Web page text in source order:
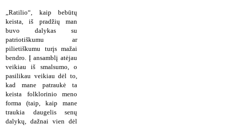
„Ratilio“, kaip bebūtų
keista, iš pradžių man
buvo dalykas su
patriotiškumu ar
pilietiškumu turįs mažai
bendro. Į ansamblį atėjau
veikiau iš smalsumo, o
pasilikau veikiau dėl to,
kad mane patraukė ta
keista folklorinio meno
forma (taip, kaip mane
traukia daugelis senų
dalykų, dažnai vien dėl